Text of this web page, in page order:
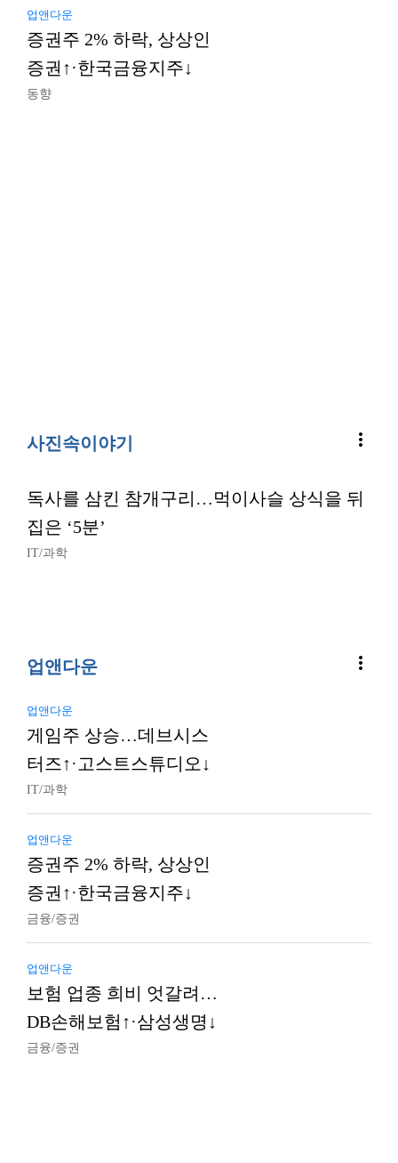
업앤다운
증권주 2% 하락, 상상인
증권↑·한국금융지주↓
동향
사진속이야기 more_vert
독사를 삼킨 참개구리…먹이사슬 상식을 뒤
집은 ‘5분’
IT/과학
업앤다운 more_vert
업앤다운
게임주 상승…데브시스
터즈↑·고스트스튜디오↓
IT/과학
업앤다운
증권주 2% 하락, 상상인
증권↑·한국금융지주↓
금융/증권
업앤다운
보험 업종 희비 엇갈려…
DB손해보험↑·삼성생명↓
금융/증권